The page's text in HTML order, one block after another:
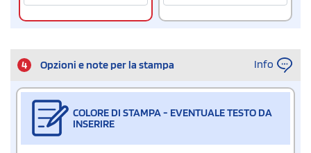
4 Opzioni e note per la stampa Info
COLORE DI STAMPA - EVENTUALE TESTO DA
INSERIRE